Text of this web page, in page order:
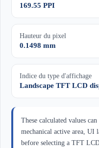
169.55 PPI
Hauteur du pixel
0.1498 mm
Indice du type d'affichage
Landscape TFT LCD
These calculated values
mechanical active area, UI
before selecting a TFT